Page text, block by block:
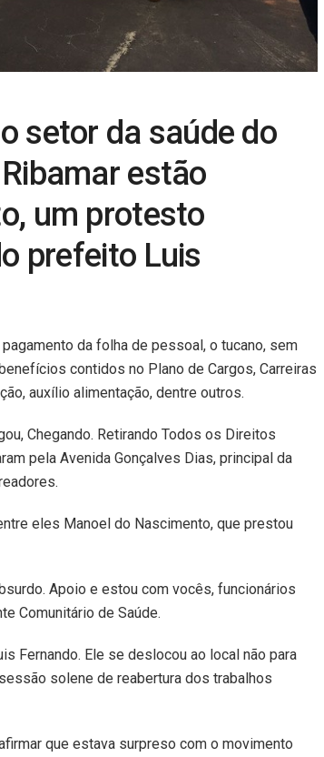
setor da saúde do
estão
um protesto
prefeito Luis
da folha de pessoal, o tucano, sem
contidos no Plano de Cargos, Carreiras
auxílio alimentação, dentre outros.
Chegando. Retirando Todos os Direitos
pela Avenida Gonçalves Dias, principal da
eles Manoel do Nascimento, que prestou
Apoio e estou com vocês, funcionários
Comunitário de Saúde.
Fernando. Ele se deslocou ao local não para
solene de reabertura dos trabalhos
que estava surpreso com o movimento